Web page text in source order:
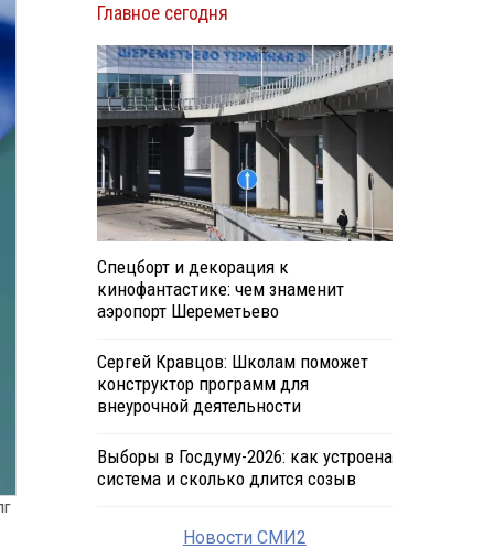
Главное сегодня
Спецборт и декорация к
кинофантастике: чем знаменит
аэропорт Шереметьево
Сергей Кравцов: Школам поможет
конструктор программ для
внеурочной деятельности
Выборы в Госдуму-2026: как устроена
система и сколько длится созыв
Новости СМИ2